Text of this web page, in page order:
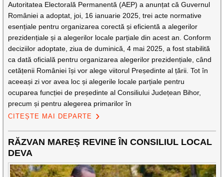
Autoritatea Electorală Permanentă (AEP) a anunțat că Guvernul
României a adoptat, joi, 16 ianuarie 2025, trei acte normative
esențiale pentru organizarea corectă și eficientă a alegerilor
prezidențiale și a alegerilor locale parțiale din acest an. Conform
deciziilor adoptate, ziua de duminică, 4 mai 2025, a fost stabilită
ca dată oficială pentru organizarea alegerilor prezidențiale, când
cetățenii României își vor alege viitorul Președinte al țării. Tot în
aceeași zi vor avea loc și alegerile locale parțiale pentru
ocuparea funcției de președinte al Consiliului Județean Bihor,
precum și pentru alegerea primarilor în
CITEȘTE MAI DEPARTE
RĂZVAN MAREȘ REVINE ÎN CONSILIUL LOCAL
DEVA